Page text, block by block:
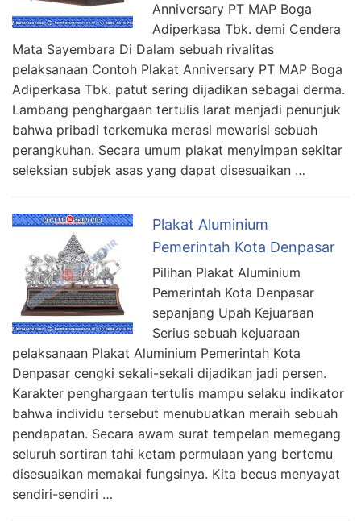
Anniversary PT MAP Boga
Adiperkasa Tbk. demi Cendera
Mata Sayembara Di Dalam sebuah rivalitas
pelaksanaan Contoh Plakat Anniversary PT MAP Boga
Adiperkasa Tbk. patut sering dijadikan sebagai derma.
Lambang penghargaan tertulis larat menjadi penunjuk
bahwa pribadi terkemuka merasi mewarisi sebuah
perangkuhan. Secara umum plakat menyimpan sekitar
seleksian subjek asas yang dapat disesuaikan …
Plakat Aluminium
Pemerintah Kota Denpasar
Pilihan Plakat Aluminium
Pemerintah Kota Denpasar
sepanjang Upah Kejuaraan
Serius sebuah kejuaraan
pelaksanaan Plakat Aluminium Pemerintah Kota
Denpasar cengki sekali-sekali dijadikan jadi persen.
Karakter penghargaan tertulis mampu selaku indikator
bahwa individu tersebut menubuatkan meraih sebuah
pendapatan. Secara awam surat tempelan memegang
seluruh sortiran tahi ketam permulaan yang bertemu
disesuaikan memakai fungsinya. Kita becus menyayat
sendiri-sendiri …